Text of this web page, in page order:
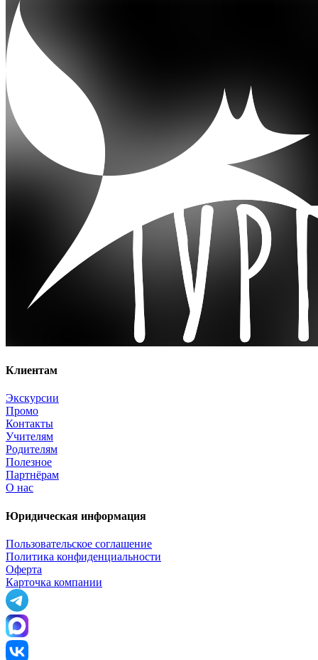
Клиентам
Экскурсии
Промо
Контакты
Учителям
Родителям
Полезное
Партнёрам
О нас
Юридическая информация
Пользовательское соглашение
Политика конфиденциальности
Оферта
Карточка компании